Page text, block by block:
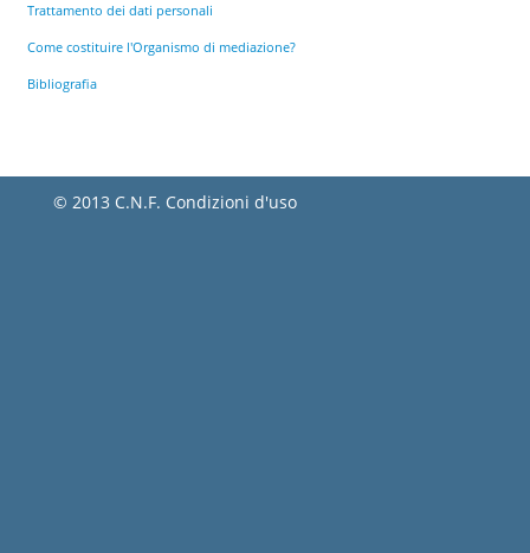
Trattamento dei dati personali
Come costituire l'Organismo di mediazione?
Bibliografia
© 2013 C.N.F. Condizioni d'uso